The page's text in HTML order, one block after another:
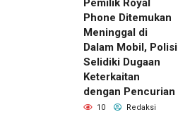
Pemilik Royal
Phone Ditemukan
Meninggal di
Dalam Mobil, Polisi
Selidiki Dugaan
Keterkaitan
dengan Pencurian
10 Redaksi